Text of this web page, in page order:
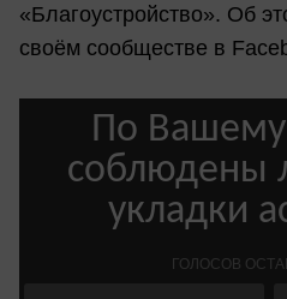
«Благоустройство». Об
своём сообществе в